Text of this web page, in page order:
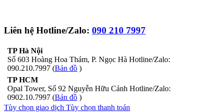
Liên hệ Hotline/Zalo: 090 210 7997
TP Hà Nội
Số 603 Hoàng Hoa Thám, P. Ngọc Hà Hotline/Zalo:
090.210.7997 (Bản đồ )
TP HCM
Opal Tower, Số 92 Nguyễn Hữu Cảnh Hotline/Zalo:
0902.10.7997 (Bản đồ )
Tùy chọn giao dịch Tùy chọn thanh toán